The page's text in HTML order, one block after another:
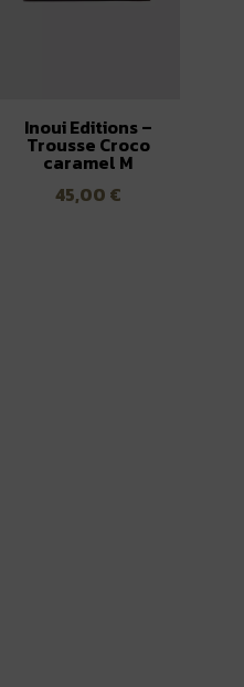
Inoui Editions –
Trousse Croco
caramel M
45,00 €